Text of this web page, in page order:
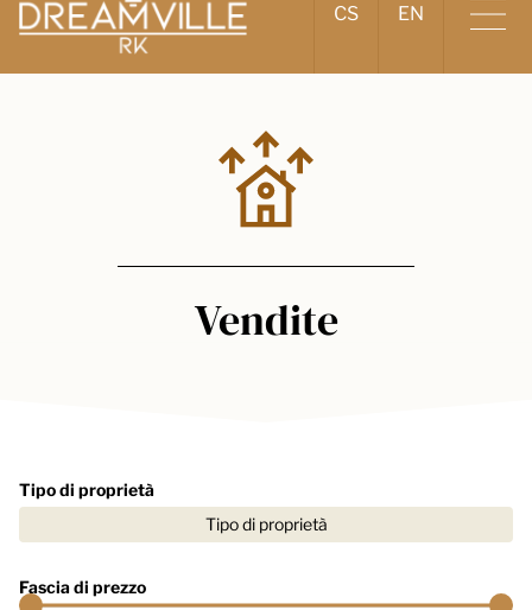
CS EN
Vendite
Tipo di proprietà
Tipo di proprietà
Fascia di prezzo